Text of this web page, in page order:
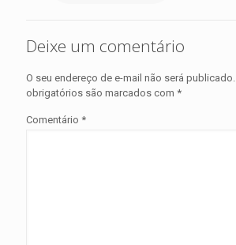
Deixe um comentário
O seu endereço de e-mail não será publicado.
obrigatórios são marcados com *
Comentário *